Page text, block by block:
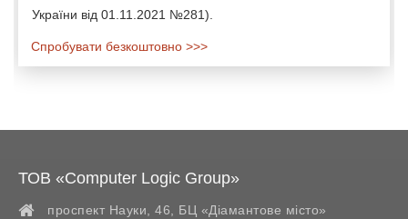
України від 01.11.2021 №281).
Спробувати безкоштовно >>>
ТОВ «Computer Logic Group»
проспект Науки, 46, БЦ «Діамантове місто»